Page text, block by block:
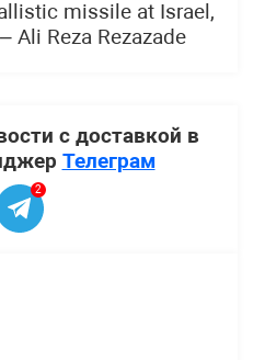
missile at Israel,
Ali Reza Rezazade
с доставкой в
Телеграм
2